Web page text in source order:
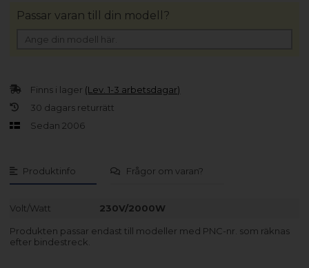
Produktinfo Frågor om varan?
Volt/Watt 230V/2000W
Produkten passar endast till modeller med PNC-nr. som räknas
efter bindestreck.
Finns i lager (Lev. 1-3 arbetsdagar)
30 dagars returrätt
Sedan 2006
Passar varan till din modell?